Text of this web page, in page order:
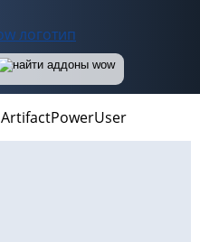
ArtifactPowerUser